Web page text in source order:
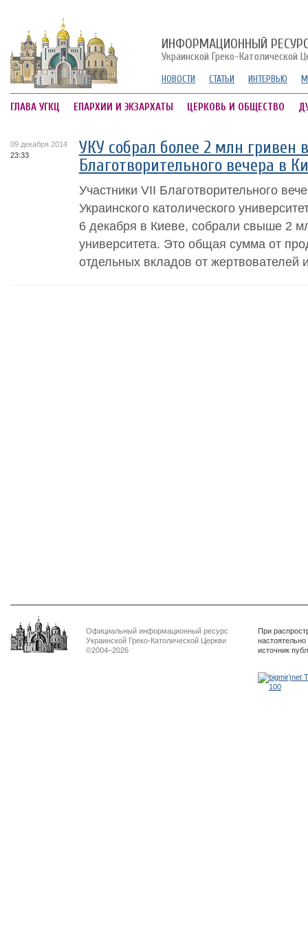
ИНФОРМАЦИОННЫЙ
Украинской Греко-Католической
НОВОСТИ СТАТЬИ ИНТЕРВЬЮ
ГЛАВА УГКЦ ЕПАРХИИ И ЭКЗАРХАТЫ ЦЕРКОВЬ И ОБЩЕСТВО
09 декабря 2014
23:33
УКУ собрал более 2 млн гривен
Благотворительного вечера в
Участники VII Благотворительного
Украинского католического
6 декабря в Киеве, собрали свыше 2
университета. Это общая сумма от
отдельных вкладов от жертвователей
Официальный информационный ресурс
Украинской Греко-Католической Церкви
©2004–2026
При
источник